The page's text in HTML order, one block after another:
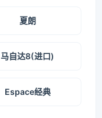
夏朗
马自达8(进口)
Espace经典